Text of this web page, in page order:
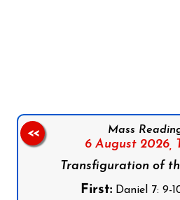
Mass
6 August 2026,
Transfiguration of
First:Daniel 7: 9-
<<